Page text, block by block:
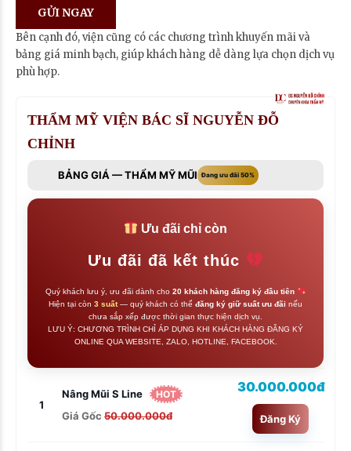
Bên cạnh đó, viện cũng có các chương trình khuyến mãi và
bảng giá minh bạch, giúp khách hàng dễ dàng lựa chọn dịch vụ
phù hợp.
THẨM MỸ VIỆN BÁC SĨ NGUYỄN ĐỖ
CHỈNH
BẢNG GIÁ — THẨM MỸ MŨI Đang ưu đãi 50%
Ưu đãi chỉ còn
Ưu đãi đã kết thúc
Quý khách lưu ý, ưu đãi dành cho 20 khách hàng đăng ký đầu tiên
Hiện tại còn 3 suất— quý khách có thể đăng ký giữ suất ưu đãi nếu
chưa sắp xếp được thời gian thực hiện dịch vụ.
LƯU Ý: CHƯƠNG TRÌNH CHỈ ÁP DỤNG KHI KHÁCH HÀNG ĐĂNG KÝ
ONLINE QUA WEBSITE, ZALO, HOTLINE, FACEBOOK.
1
Nâng Mũi S Line HOT
Giá Gốc 50.000.000đ
30.000.000đ
Đăng Ký